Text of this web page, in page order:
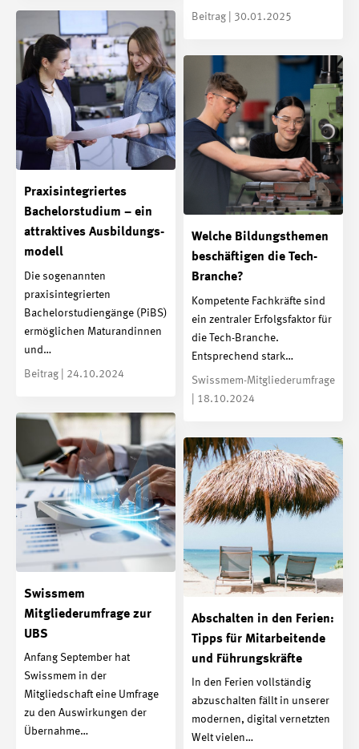
Beitrag | 30.01.2025
Praxis­integriertes
Bachelor­studium – ein
attraktives Ausbildungs­
modell
Die sogenannten
praxisintegrierten
Bachelorstudiengänge (PiBS)
ermöglichen Maturandinnen
und…
Beitrag | 24.10.2024
Welche Bildungsthemen
beschäftigen die Tech-
Branche?
Kompetente Fachkräfte sind
ein zentraler Erfolgsfaktor für
die Tech-Branche.
Entsprechend stark…
Swissmem-Mitgliederumfrage
| 18.10.2024
Swissmem
Mitgliederumfrage zur
UBS
Anfang September hat
Swissmem in der
Mitgliedschaft eine Umfrage
zu den Auswirkungen der
Übernahme…
Abschalten in den Ferien:
Tipps für Mitarbeitende
und Führungskräfte
In den Ferien vollständig
abzuschalten fällt in unserer
modernen, digital vernetzten
Welt vielen…